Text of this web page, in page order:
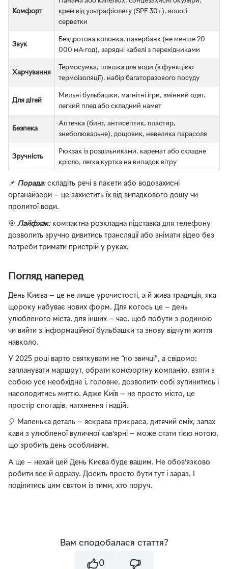
Комфорт
крем від ультрафіолету (SPF 30+), вологі
серветки
Звук
Бездротова колонка, павербанк (не менше 20
000 мА·год), зарядні кабелі з перехідниками
Харчування
Термосумка, пляшка для води (з функцією
термоізоляції), набір багаторазового посуду
Для дітей
Мильні бульбашки, магнітні ігри, змінний одяг,
легкий плед або складний намет
Безпека
Аптечка (бинт, антисептик, пластир,
знеболювальне), дощовик, невелика парасоля
Зручність
Рюкзак із роздільниками, каремат або складне
крісло, легка куртка на випадок вітру
📌 Порада:складіть речі в пакети або водозахисні
органайзери — це захистить їх від випадкового дощу чи
пролитої води.
🎯 Лайфхак:компактна розкладна підставка для телефону
дозволить зручно дивитись трансляції або знімати відео без
потреби тримати пристрій у руках.
Погляд наперед
День Києва — це не лише урочистості, а й жива традиція, яка
щороку набуває нових форм. Для когось це — день
улюбленого міста, для інших — час, щоб побути з родиною
чи вийти з інформаційної бульбашки та знову відчути життя
навколо.
У 2025 році варто святкувати не “по звичці”, а свідомо:
запланувати маршрут, обрати комфортну компанію, взяти з
собою усе необхідне і, головне, дозволити собі зупинитись і
насолодитись миттю. Адже Київ — не просто місто, це
простір спогадів, натхнення і надій.
🎈 Маленька деталь — яскрава прикраса, дитячий сміх, запах
кави з улюбленої вуличної кав’ярні — може стати тією нотою,
що зробить день особливим.
А ще — нехай цей День Києва буде вашим. Не обов’язково
робити все й одразу. Досить просто бути тут і зараз. І
поділитись цим святом із тими, хто поруч.
Вам сподобалася стаття?
0